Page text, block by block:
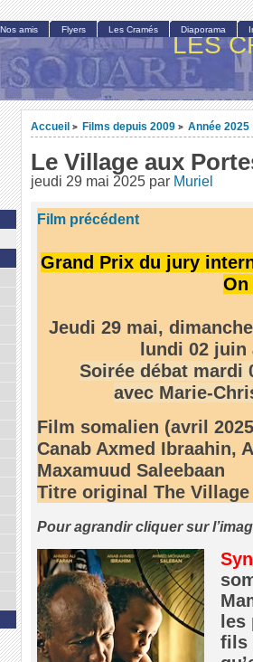
LES
Accueil > Films depuis 2009 > Année 2025
Le Village aux
jeudi 29 mai 2025 par Muriel
Film précédent
Grand Prix du jury
On
Jeudi 29 mai,
lundi 02 juin
Soirée débat mardi
avec Marie-
Film somalien (avril
Canab Axmed Ibraahin,
Maxamuud Saleebaan
Titre original The Village
Pour agrandir cliquer sur
fils
Nos amis Flyers Les Cramés Diaporama